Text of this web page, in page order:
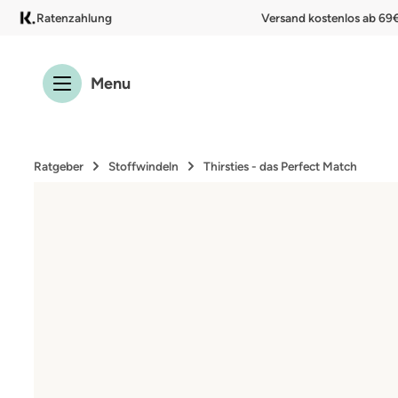
Hauptinhalt springen
Zur Suche springen
Zur Hauptnavigation springen
Ratenzahlung Versand kostenlos ab
Menu
Ratgeber Stoffwindeln Thirsties - das Perfect Match